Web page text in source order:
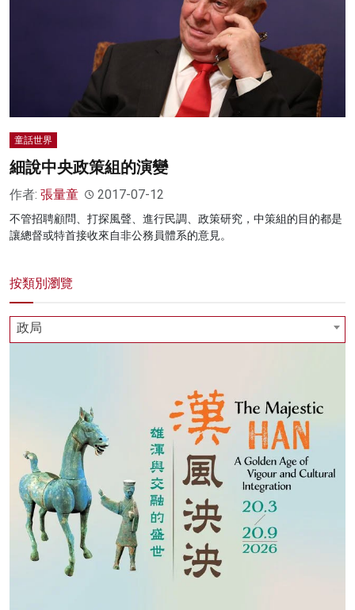
童話世界
細說中央政策組的演變
作者: 張量童 2017-07-12
不管招聘顧問、打探風聲、進行民調、政策研究，中策組的目的都是
讓總督或特首接收來自非公務員體系的意見。
按類別瀏覽
政局